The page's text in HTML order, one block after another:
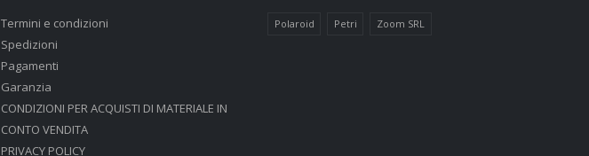
Termini e condizioni
Spedizioni
Pagamenti
Garanzia
CONDIZIONI PER ACQUISTI DI MATERIALE IN
CONTO VENDITA
PRIVACY POLICY
Polaroid Petri Zoom SRL